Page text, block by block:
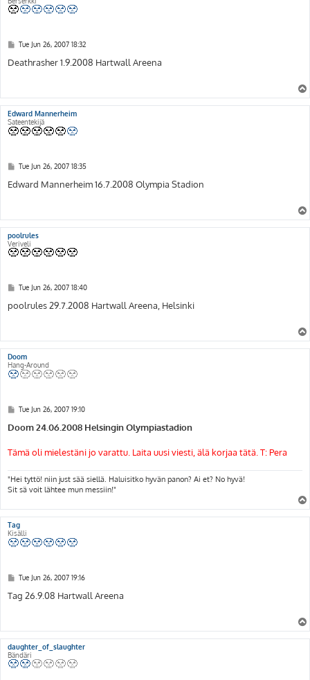
P
s
t
Tue Jun 26, 2007 18:32
Deathrasher 1.9.2008 Hartwall Areena
Edward Mannerheim
Sateentekijä
P
s
t
Tue Jun 26, 2007 18:35
Edward Mannerheim 16.7.2008 Olympia Stadion
poolrules
Veriveli
P
s
t
Tue Jun 26, 2007 18:40
poolrules 29.7.2008 Hartwall Areena, Helsinki
Doom
Hang-Around
P
s
t
Tue Jun 26, 2007 19:10
Doom 24.06.2008 Helsingin Olympiastadion
Tämä oli mielestäni jo varattu. Laita uusi viesti, älä korjaa tätä. T: Pera
"Hei tyttö! niin just sää siellä. Haluisitko hyvän panon? Ai et? No hyvä!
Sit sä voit lähtee mun messiin!"
Tag
Kisälli
P
s
t
Tue Jun 26, 2007 19:16
Tag 26.9.08 Hartwall Areena
daughter_of_slaughter
Bändäri